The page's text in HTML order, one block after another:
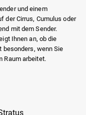
und einem
der Cirrus, Cumulus oder
mit dem Sender.
Ihnen an, ob die
besonders, wenn Sie
Raum arbeitet.